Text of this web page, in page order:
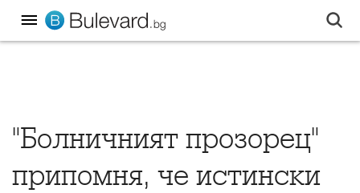
"Болничният прозорец"
припомня, че истински